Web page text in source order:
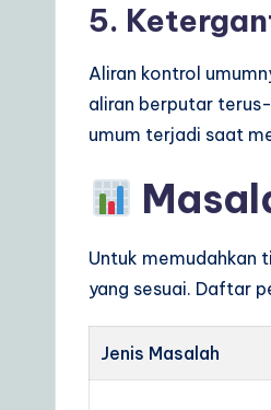
5.
Aliran kontrol
aliran berputar
umum terjadi saat
Untuk memudahkan
yang sesuai. Daftar
Jenis Masalah